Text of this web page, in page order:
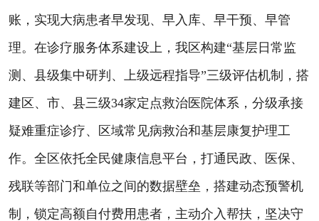
账，实现大病患者早发现、早入库、早干预、早管
理。在诊疗服务体系建设上，我区构建“基层日常监
测、县级集中研判、上级远程指导”三级评估机制，搭
建区、市、县三级34家定点救治医院体系，分级承接
疑难重症诊疗、区域常见病救治和基层康复护理工
作。全区依托全民健康信息平台，打通民政、医保、
残联等部门和单位之间的数据壁垒，搭建动态预警机
制，锁定高额自付费用患者，主动介入帮扶，坚决守